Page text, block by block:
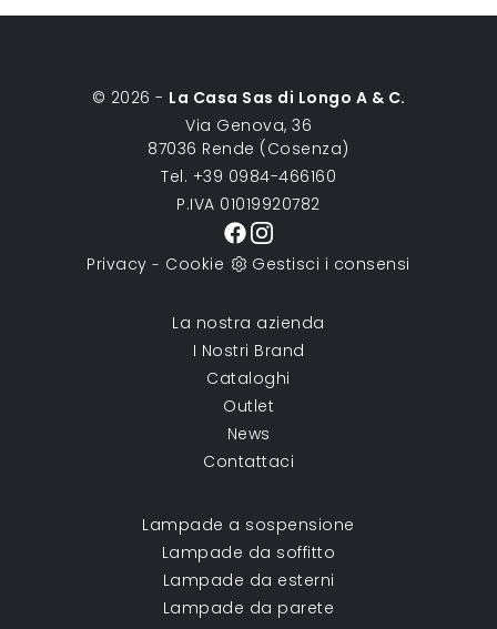
© 2026 - La Casa Sas di Longo A & C.
Via Genova, 36
87036 Rende (Cosenza)
Tel. +39 0984-466160
P.IVA 01019920782
Privacy - Cookie Gestisci i consensi
La nostra azienda
I Nostri Brand
Cataloghi
Outlet
News
Contattaci
Lampade a sospensione
Lampade da soffitto
Lampade da esterni
Lampade da parete